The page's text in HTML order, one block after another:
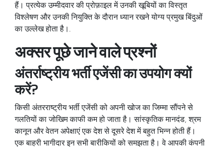
हैं। प्रत्येक उम्मीदवार की प्रोफ़ाइल में उनकी खूबियों का विस्तृत
विश्लेषण और उनकी नियुक्ति के दौरान ध्यान रखने योग्य प्रमुख बिंदुओं
का उल्लेख होता है।.
अक्सर पूछे जाने वाले प्रश्नों
अंतर्राष्ट्रीय भर्ती एजेंसी का उपयोग क्यों
करें?
किसी अंतरराष्ट्रीय भर्ती एजेंसीको अपनी खोज का जिम्मा सौंपने से
गलतियों का जोखिम काफी कम हो जाता है। सांस्कृतिक मानदंड, श्रम
कानून और वेतन अपेक्षाएं एक देश से दूसरे देश में बहुत भिन्न होती हैं।
एक बाहरी भागीदार इन सभी बारीकियों को समझता है। वे आपकी कंपनी